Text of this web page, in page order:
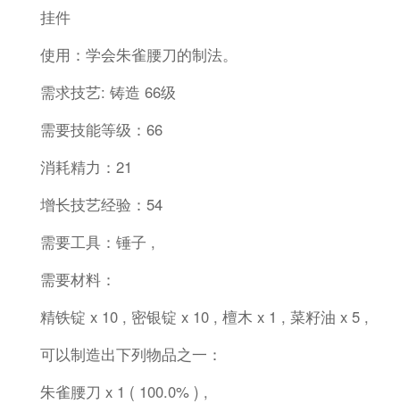
挂件
使用：学会朱雀腰刀的制法。
需求技艺: 铸造 66级
需要技能等级：66
消耗精力：21
增长技艺经验：54
需要工具：锤子 ,
需要材料：
精铁锭 x 10 , 密银锭 x 10 , 檀木 x 1 , 菜籽油 x 5 ,
可以制造出下列物品之一：
朱雀腰刀 x 1 ( 100.0% ) ,